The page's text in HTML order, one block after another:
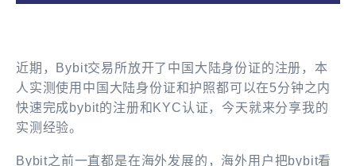
近期， Bybit交易所放开了中国大陆身份证的注册，本
人实测使用中国大陆身份证和护照都可以在5分钟之内
快速完成bybit的注册和 KYC认证，今天就来分享我的
实测经验。
Bybit之前一直都是在海外发展的，海外用户把bybit看